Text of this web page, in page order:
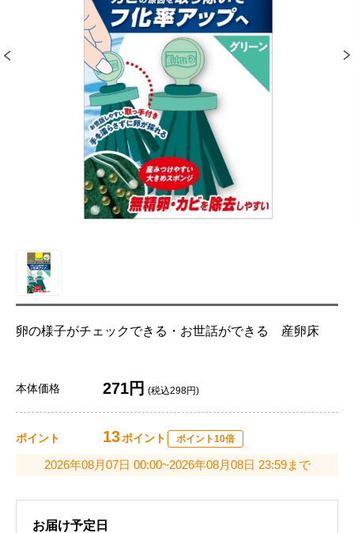
卵の様子がチェックできる・お世話ができる 産卵床
本体価格 271円 (税込298円)
ポイント 13ポイント ポイント10倍
2026年08月07日 00:00~2026年08月08日 23:59まで
お届け予定日